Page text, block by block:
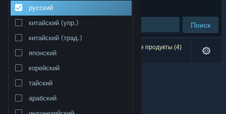
Поддержка
Изменить язык
Полная версия
русский
китайский (упр.)
китайский (трад.)
японский
корейский
тайский
арабский
Сортировать по
Поиск
Результатов по вашему запросу: 0. Некоторые продукты (4)
скрыты согласно вашим настройкам.